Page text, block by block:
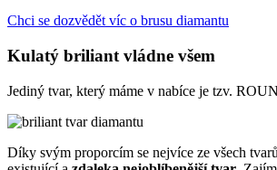
Chci se dozvědět víc o brusu diamantu
Kulatý briliant vládne všem
Jediný tvar, který máme v nabíce je tzv.
Díky svým proporcím se nejvíce ze všech